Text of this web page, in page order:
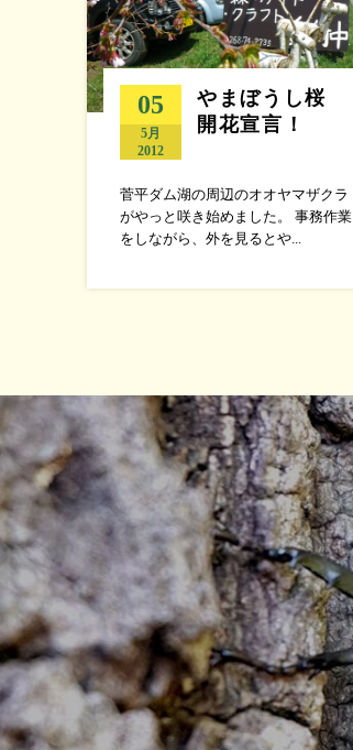
05
5月
2012
やまぼうし桜
開花宣言！
菅平ダム湖の周辺のオオヤマザクラ
がやっと咲き始めました。 事務作業
をしながら、外を見るとや...